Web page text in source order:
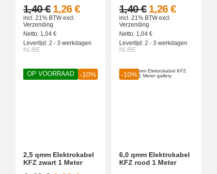
1,26 €
1,40 €
incl. 21% BTWexcl.
Verzending
Netto: 1,04 €
Levertijd: 2 - 3 werkdagen
NL/BE
1,26 €
1,40 €
incl. 21% BTWexcl.
Verzending
Netto: 1,04 €
Levertijd: 2 - 3 werkdagen
NL/BE
OP VOORRAAD -10%
2,5 qmm Elektrokabel
KFZ zwart 1 Meter
-10%
6,0 qmm Elektrokabel
KFZ rood 1 Meter